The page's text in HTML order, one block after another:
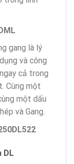
gang là lý
và công
cả trong
Cùng một
một dấu
và Gang.
DL